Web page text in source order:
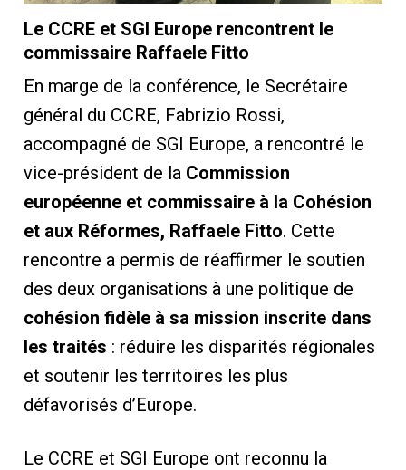
Le CCRE et SGI Europe rencontrent le
commissaire Raffaele Fitto
En marge de la conférence, le Secrétaire
général du CCRE, Fabrizio Rossi,
accompagné de SGI Europe, a rencontré le
vice-président de la Commission
européenne et commissaire à la Cohésion
et aux Réformes, Raffaele Fitto. Cette
rencontre a permis de réaffirmer le soutien
des deux organisations à une politique de
cohésion fidèle à sa mission inscrite dans
les traités : réduire les disparités régionales
et soutenir les territoires les plus
défavorisés d’Europe.
Le CCRE et SGI Europe ont reconnu la